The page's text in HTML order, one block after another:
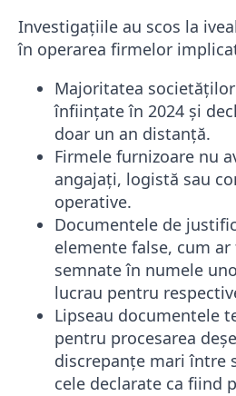
Investigațiile au scos la
în operarea firmelor
Majoritatea
înființate în 2024 și
doar un an distanță.
Firmele furnizoare nu
angajați, logistă sau
operative.
Documentele de
elemente false, cum
semnate în numele
lucrau pentru
Lipseau documentele
pentru procesarea
discrepanțe mari între
cele declarate ca fiind